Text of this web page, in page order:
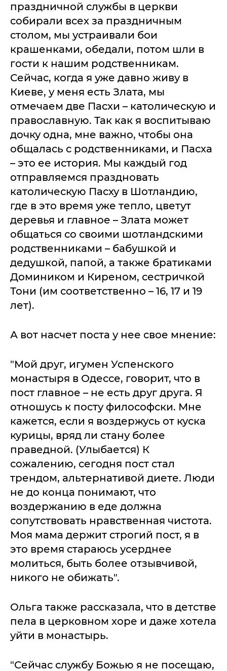
праздничной службы в церкви
собирали всех за праздничным
столом, мы устраивали бои
крашенками, обедали, потом шли в
гости к нашим родственникам.
Сейчас, когда я уже давно живу в
Киеве, у меня есть Злата, мы
отмечаем две Пасхи – католическую и
православную. Так как я воспитываю
дочку одна, мне важно, чтобы она
общалась с родственниками, и Пасха
– это ее история. Мы каждый год
отправляемся праздновать
католическую Пасху в Шотландию,
где в это время уже тепло, цветут
деревья и главное – Злата может
общаться со своими шотландскими
родственниками – бабушкой и
дедушкой, папой, а также братиками
Домиником и Киреном, сестричкой
Тони (им соответственно – 16, 17 и 19
лет).
А вот насчет поста у нее свое мнение:
"Мой друг, игумен Успенского
монастыря в Одессе, говорит, что в
пост главное – не есть друг друга. Я
отношусь к посту философски. Мне
кажется, если я воздержусь от куска
курицы, вряд ли стану более
праведной. (Улыбается) К
сожалению, сегодня пост стал
трендом, альтернативой диете. Люди
не до конца понимают, что
воздержанию в еде должна
сопутствовать нравственная чистота.
Моя мама держит строгий пост, я в
это время стараюсь усерднее
молиться, быть более отзывчивой,
никого не обижать".
Ольга также рассказала, что в детстве
пела в церковном хоре и даже хотела
уйти в монастырь.
"Сейчас службу Божью я не посещаю,